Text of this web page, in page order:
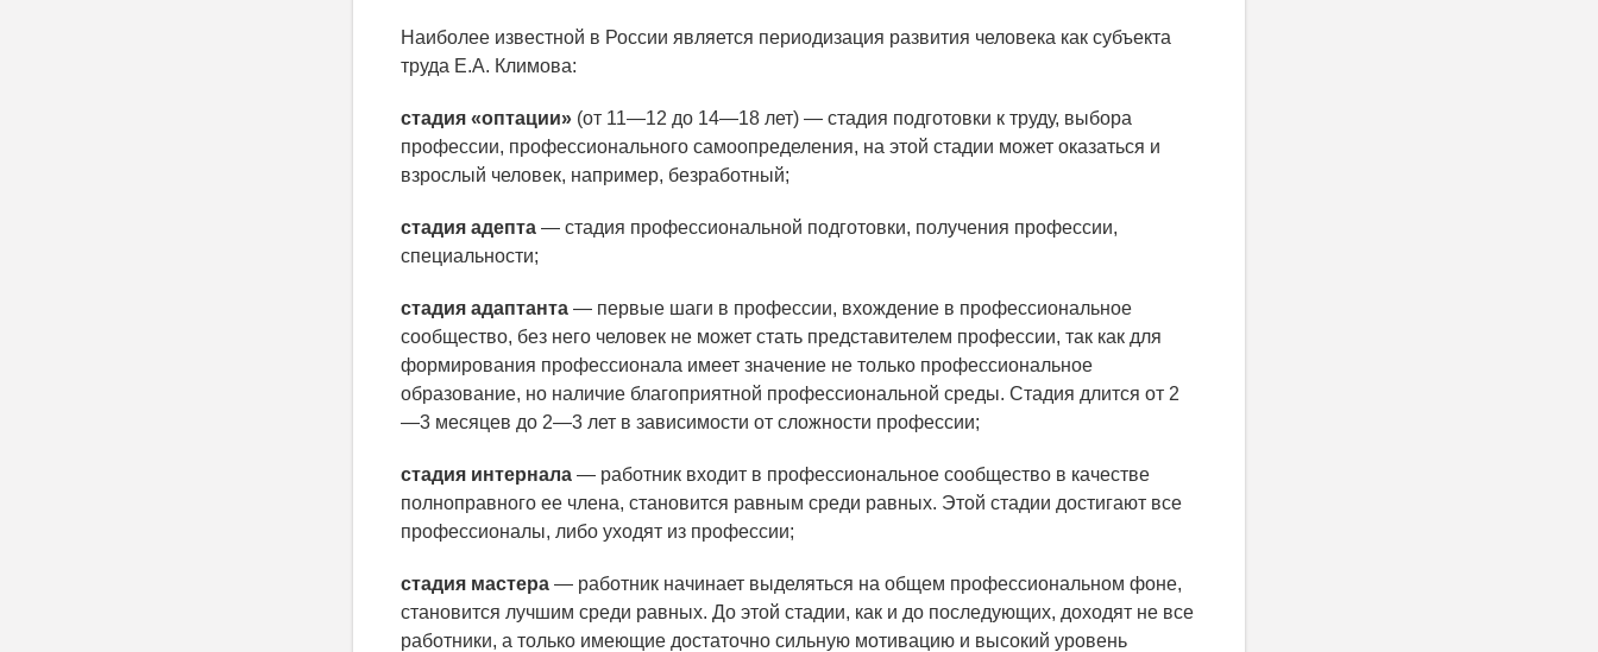
Наиболее известной в России является периодизация развития человека как субъекта
труда Е.А. Климова:
стадия «оптации» (от 11—12 до 14—18 лет) — стадия подготовки к труду, выбора
профессии, профессионального самоопределения, на этой стадии может оказаться и
взрослый человек, например, безработный;
стадия адепта — стадия профессиональной подготовки, получения профессии,
специальности;
стадия адаптанта — первые шаги в профессии, вхождение в профессиональное
сообщество, без него человек не может стать представителем профессии, так как для
формирования профессионала имеет значение не только профессиональное
образование, но наличие благоприятной профессиональной среды. Стадия длится от 2
—3 месяцев до 2—3 лет в зависимости от сложности профессии;
стадия интернала — работник входит в профессиональное сообщество в качестве
полноправного ее члена, становится равным среди равных. Этой стадии достигают все
профессионалы, либо уходят из профессии;
стадия мастера — работник начинает выделяться на общем профессиональном фоне,
становится лучшим среди равных. До этой стадии, как и до последующих, доходят не все
работники, а только имеющие достаточно сильную мотивацию и высокий уровень